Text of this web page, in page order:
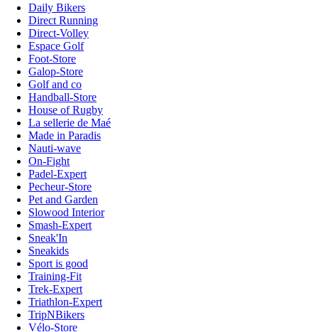
Daily Bikers
Direct Running
Direct-Volley
Espace Golf
Foot-Store
Galop-Store
Golf and co
Handball-Store
House of Rugby
La sellerie de Maé
Made in Paradis
Nauti-wave
On-Fight
Padel-Expert
Pecheur-Store
Pet and Garden
Slowood Interior
Smash-Expert
Sneak'In
Sneakids
Sport is good
Training-Fit
Trek-Expert
Triathlon-Expert
TripNBikers
Vélo-Store